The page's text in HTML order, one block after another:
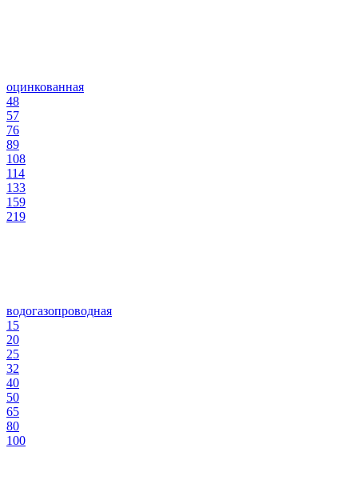
оцинкованная
48
57
76
89
108
114
133
159
219
водогазопроводная
15
20
25
32
40
50
65
80
100